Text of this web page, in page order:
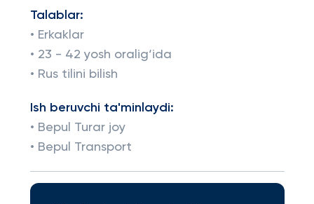
Talablar:
• Erkaklar
• 23 - 42 yosh oralig‘ida
• Rus tilini bilish
Ish beruvchi ta'minlaydi:
• Bepul Turar joy
• Bepul Transport